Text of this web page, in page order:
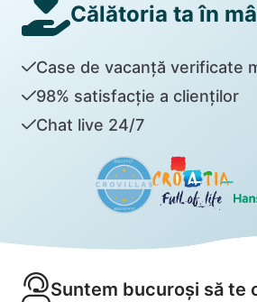
Călătoria ta în
Case de vacanță verificate
98% satisfacție a clienților
Chat live 24/7
Suntem bucuroși să te